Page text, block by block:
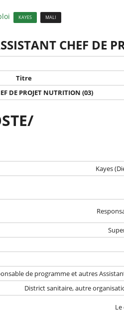
KAYES MALI
CHEF DE
Titre
DE PROJET NUTRITION (03)
Kayes
de programme et autres
District sanitaire, autre